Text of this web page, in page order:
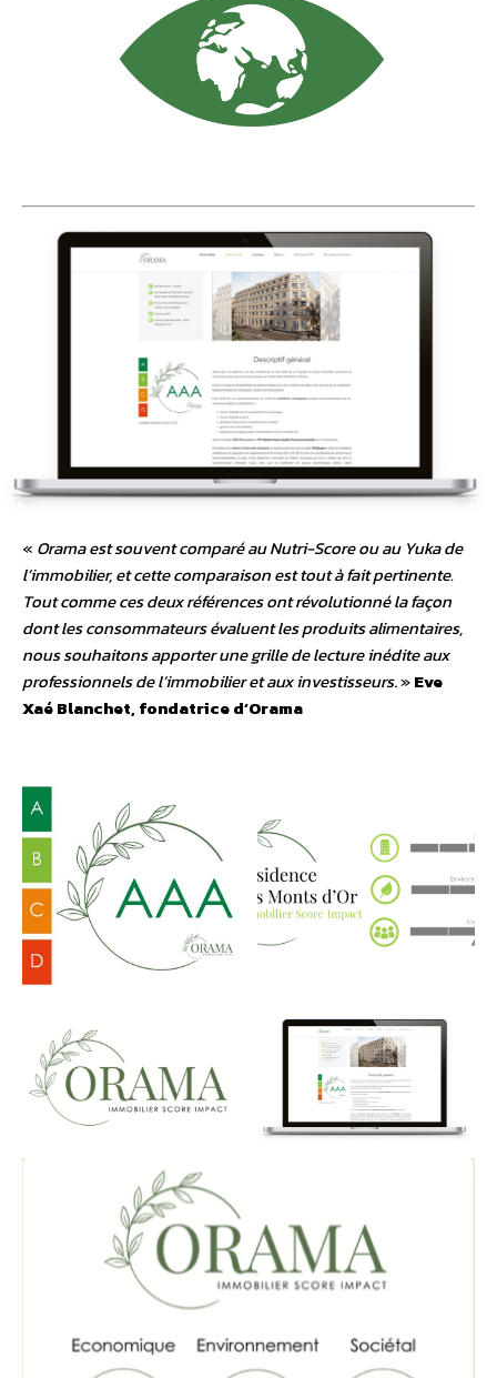
« Orama est souvent comparé au Nutri-Score ou au Yuka de
l’immobilier, et cette comparaison est tout à fait pertinente.
Tout comme ces deux références ont révolutionné la façon
dont les consommateurs évaluent les produits alimentaires,
nous souhaitons apporter une grille de lecture inédite aux
professionnels de l’immobilier et aux investisseurs. »Eve
Xaé Blanchet, fondatrice d’Orama